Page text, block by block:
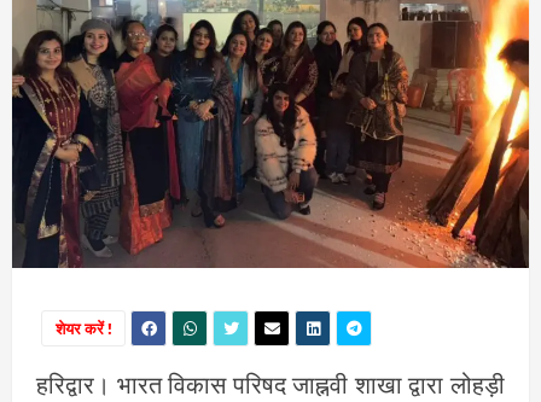
शेयर करें !
हरिद्वार। भारत विकास परिषद जाह्नवी शाखा द्वारा लोहड़ी